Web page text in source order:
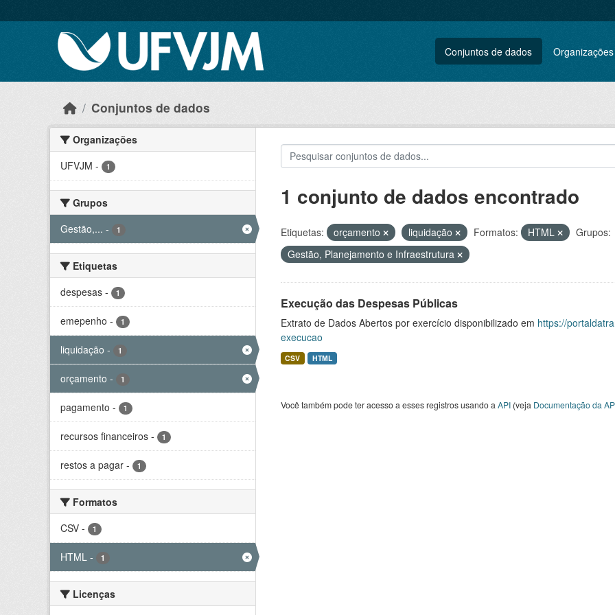
Conjuntos de dados Organizações
Conjuntos de dados
Organizações
UFVJM - 1
Grupos
Gestão,... - 1
Etiquetas
despesas - 1
emepenho - 1
liquidação - 1
orçamento - 1
pagamento - 1
recursos financeiros - 1
restos a pagar - 1
Formatos
CSV - 1
HTML - 1
Licenças
1 conjunto de dados encontrado
Etiquetas: orçamento liquidação Formatos: HTML
Grupos:
Gestão, Planejamento e Infraestrutura
Execução das Despesas Públicas
Extrato de Dados Abertos por exercício disponibilizado em https://
execucao
CSV HTML
Você também pode ter acesso a esses registros usando a API(veja Documentação da